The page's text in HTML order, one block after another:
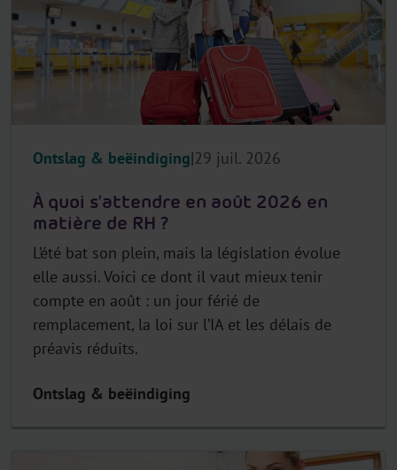
Ontslag & beëindiging 29 juil. 2026
À quoi s’attendre en août 2026 en
matière de RH ?
L’été bat son plein, mais la législation évolue
elle aussi. Voici ce dont il vaut mieux tenir
compte en août : un jour férié de
remplacement, la loi sur l’IA et les délais de
préavis réduits.
Ontslag & beëindiging